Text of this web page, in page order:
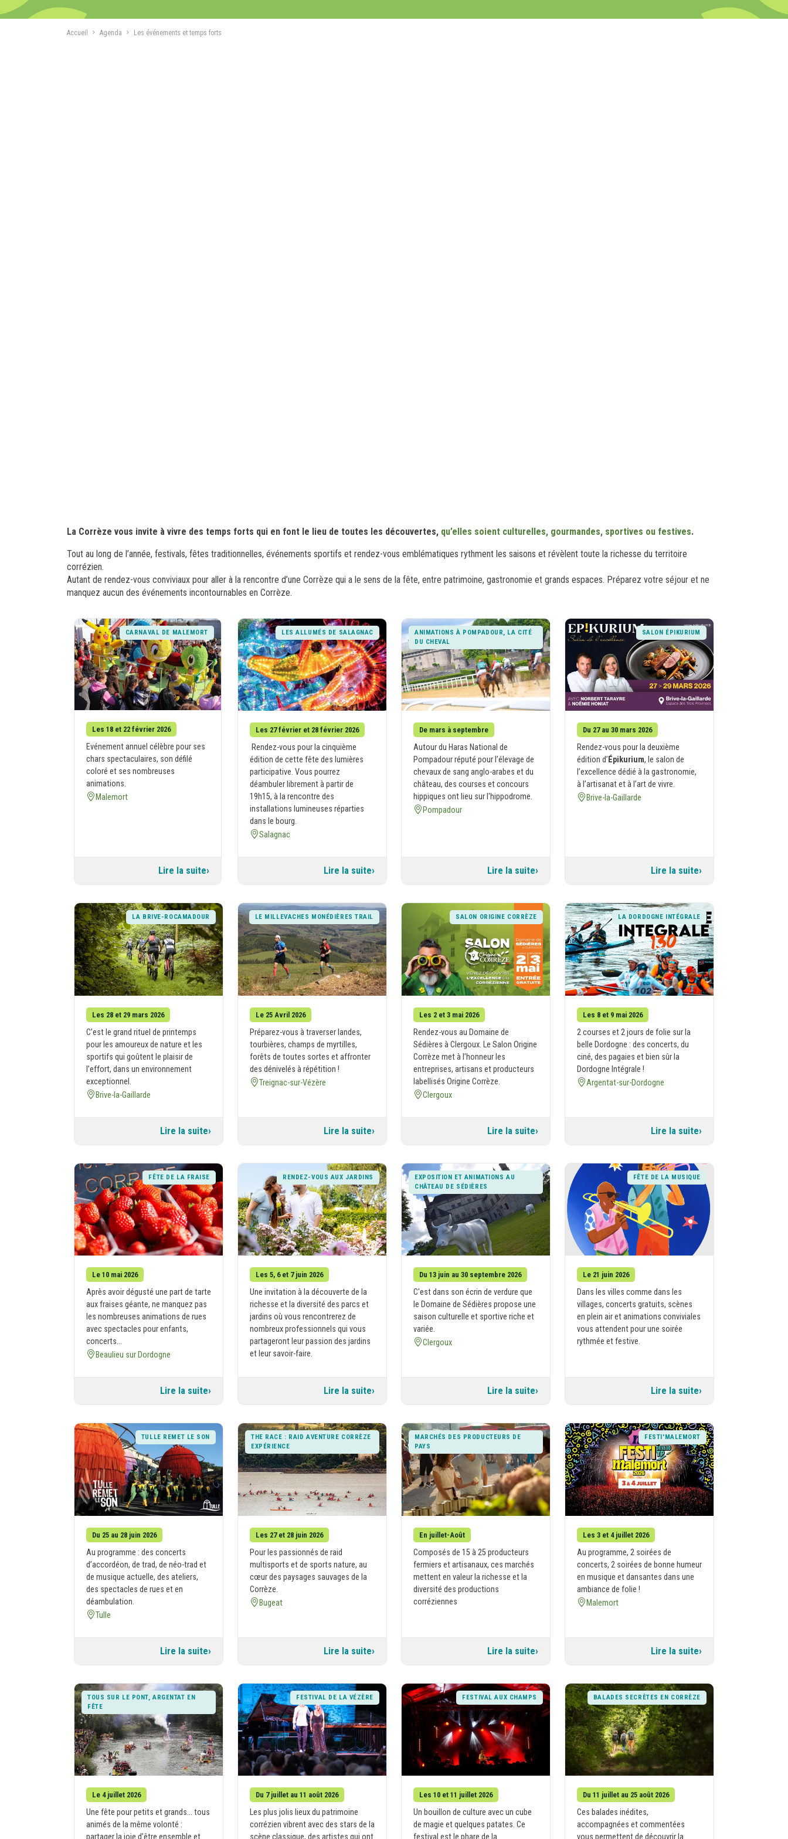
Accueil Agenda Les événements et temps forts
La Corrèze vous invite à vivre des temps forts qui en font le lieu de toutes les découvertes, qu’elles soient culturelles, gourmandes, sportives ou festives.
Tout au long de l’année, festivals, fêtes traditionnelles, événements sportifs et rendez-vous emblématiques rythment les saisons et révèlent toute la richesse du territoire
corrézien.
Autant de rendez-vous conviviaux pour aller à la rencontre d’une Corrèze qui a le sens de la fête, entre patrimoine, gastronomie et grands espaces. Préparez votre séjour et ne
manquez aucun des événements incontournables en Corrèze.
CARNAVAL DE MALEMORT
Les 18 et 22 février 2026
Evénement annuel célèbre pour ses
chars spectaculaires, son défilé
coloré et ses nombreuses
animations.
Malemort
Lire la suite
LES ALLUMÉS DE SALAGNAC
Les 27 février et 28 février 2026
Rendez-vous pour la cinquième
édition de cette fête des lumières
participative. Vous pourrez
déambuler librement à partir de
19h15, à la rencontre des
installations lumineuses réparties
dans le bourg.
Salagnac
Lire la suite
ANIMATIONS À POMPADOUR, LA CITÉ
DU CHEVAL
De mars à septembre
Autour du Haras National de
Pompadour réputé pour l’élevage de
chevaux de sang anglo-arabes et du
château, des courses et concours
hippiques ont lieu sur l'hippodrome.
Pompadour
Lire la suite
SALON ÉPIKURIUM
Du 27 au 30 mars 2026
Rendez-vous pour la deuxième
édition d’Épikurium, le salon de
l’excellence dédié à la gastronomie,
à l’artisanat et à l’art de vivre.
Brive-la-Gaillarde
Lire la suite
LA BRIVE-ROCAMADOUR
Les 28 et 29 mars 2026
C’est le grand rituel de printemps
pour les amoureux de nature et les
sportifs qui goûtent le plaisir de
l’effort, dans un environnement
exceptionnel.
Brive-la-Gaillarde
Lire la suite
LE MILLEVACHES MONÉDIÈRES TRAIL
Le 25 Avril 2026
Préparez-vous à traverser landes,
tourbières, champs de myrtilles,
forêts de toutes sortes et affronter
des dénivelés à répétition !
Treignac-sur-Vézère
Lire la suite
SALON ORIGINE CORRÈZE
Les 2 et 3 mai 2026
Rendez-vous au Domaine de
Sédières à Clergoux. Le Salon Origine
Corrèze met à l’honneur les
entreprises, artisans et producteurs
labellisés Origine Corrèze.
Clergoux
Lire la suite
LA DORDOGNE INTÉGRALE
Les 8 et 9 mai 2026
2 courses et 2 jours de folie sur la
belle Dordogne : des concerts, du
ciné, des pagaies et bien sûr la
Dordogne Intégrale !
Argentat-sur-Dordogne
Lire la suite
FÊTE DE LA FRAISE
Le 10 mai 2026
Après avoir dégusté une part de tarte
aux fraises géante, ne manquez pas
les nombreuses animations de rues
avec spectacles pour enfants,
concerts...
Beaulieu sur Dordogne
Lire la suite
RENDEZ-VOUS AUX JARDINS
Les 5, 6 et 7 juin 2026
Une invitation à la découverte de la
richesse et la diversité des parcs et
jardins où vous rencontrerez de
nombreux professionnels qui vous
partageront leur passion des jardins
et leur savoir-faire.
Lire la suite
EXPOSITION ET ANIMATIONS AU
CHÂTEAU DE SÉDIÈRES
Du 13 juin au 30 septembre 2026
C'est dans son écrin de verdure que
le Domaine de Sédières propose une
saison culturelle et sportive riche et
variée.
Clergoux
Lire la suite
FÊTE DE LA MUSIQUE
Le 21 juin 2026
Dans les villes comme dans les
villages, concerts gratuits, scènes
en plein air et animations conviviales
vous attendent pour une soirée
rythmée et festive.
Lire la suite
TULLE REMET LE SON
Du 25 au 28 juin 2026
Au programme : des concerts
d’accordéon, de trad, de néo-trad et
de musique actuelle, des ateliers,
des spectacles de rues et en
déambulation.
Tulle
Lire la suite
THE RACE : RAID AVENTURE CORRÈZE
EXPÉRIENCE
Les 27 et 28 juin 2026
Pour les passionnés de raid
multisports et de sports nature, au
cœur des paysages sauvages de la
Corrèze.
Bugeat
Lire la suite
MARCHÉS DES PRODUCTEURS DE
PAYS
En juillet-Août
Composés de 15 à 25 producteurs
fermiers et artisanaux, ces marchés
mettent en valeur la richesse et la
diversité des productions
corréziennes
Lire la suite
FESTI'MALEMORT
Les 3 et 4 juillet 2026
Au programme, 2 soirées de
concerts, 2 soirées de bonne humeur
en musique et dansantes dans une
ambiance de folie !
Malemort
Lire la suite
TOUS SUR LE PONT, ARGENTAT EN
FÊTE
Le 4 juillet 2026
Une fête pour petits et grands... tous
animés de la même volonté :
FESTIVAL DE LA VÉZÈRE
Du 7 juillet au 11 août 2026
Les plus jolis lieux du patrimoine
corrézien vibrent avec des stars de la
FESTIVAL AUX CHAMPS
Les 10 et 11 juillet 2026
Un bouillon de culture avec un cube
de magie et quelques patates. Ce
BALADES SECRÈTES EN CORRÈZE
Du 11 juillet au 25 août 2026
Ces balades inédites,
accompagnées et commentées